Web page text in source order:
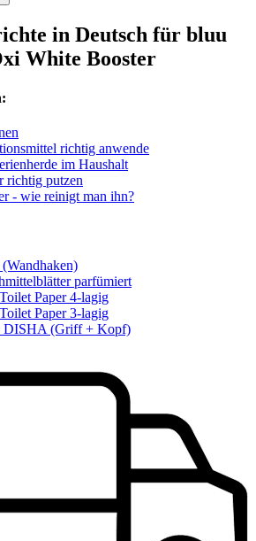
in Deutsch für bluu
White Booster
richtig anwende
im Haushalt
richtig putzen
- wie reinigt man ihn?
parfümiert
Paper 4-lagig
Paper 3-lagig
DISHA (Griff + Kopf)